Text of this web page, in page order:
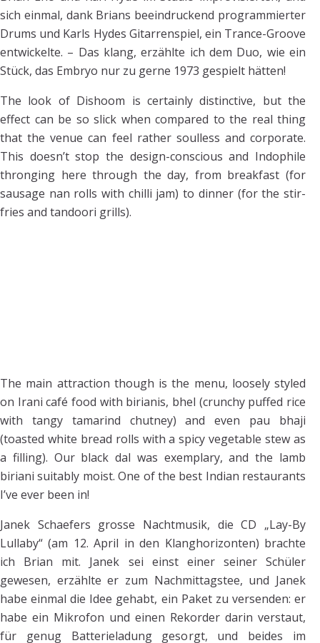
sich einmal, dank Brians beeindruckend programmierter
Drums und Karls Hydes Gitarrenspiel, ein Trance-Groove
entwickelte. – Das klang, erzählte ich dem Duo, wie ein
Stück, das Embryo nur zu gerne 1973 gespielt hätten!
The look of Dishoom is certainly distinctive, but the
effect can be so slick when compared to the real thing
that the venue can feel rather soulless and corporate.
This doesn’t stop the design-conscious and Indophile
thronging here through the day, from breakfast (for
sausage nan rolls with chilli jam) to dinner (for the stir-
fries and tandoori grills).
The main attraction though is the menu, loosely styled
on Irani café food with birianis, bhel (crunchy puffed rice
with tangy tamarind chutney) and even pau bhaji
(toasted white bread rolls with a spicy vegetable stew as
a filling). Our black dal was exemplary, and the lamb
biriani suitably moist. One of the best Indian restaurants
I’ve ever been in!
Janek Schaefers grosse Nachtmusik, die CD „Lay-By
Lullaby“ (am 12. April in den Klanghorizonten) brachte
ich Brian mit. Janek sei einst einer seiner Schüler
gewesen, erzählte er zum Nachmittagstee, und Janek
habe einmal die Idee gehabt, ein Paket zu versenden: er
habe ein Mikrofon und einen Rekorder darin verstaut,
für genug Batterieladung gesorgt, und beides im